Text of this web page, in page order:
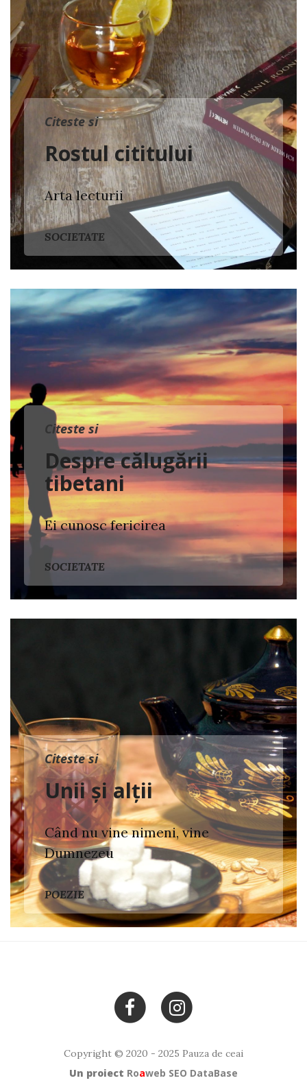
Citeste si
Rostul cititului
Arta lecturii
SOCIETATE
Citeste si
Despre călugării
tibetani
Ei cunosc fericirea
SOCIETATE
Citeste si
Unii și alții
Când nu vine nimeni, vine
Dumnezeu
POEZIE
Copyright © 2020 - 2025 Pauza de ceai
Un proiect Roaweb SEO DataBase